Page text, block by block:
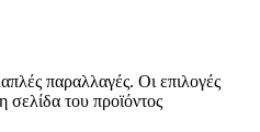
παραλλαγές. Οι επιλογές
σελίδα του προϊόντος